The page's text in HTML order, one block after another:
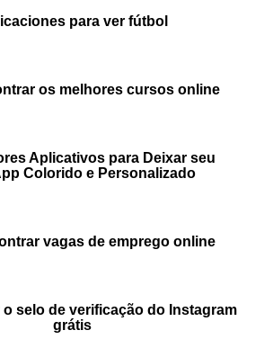
para ver fútbol
os melhores cursos online
Aplicativos para Deixar seu
Colorido e Personalizado
vagas de emprego online
selo de verificação do Instagram
grátis